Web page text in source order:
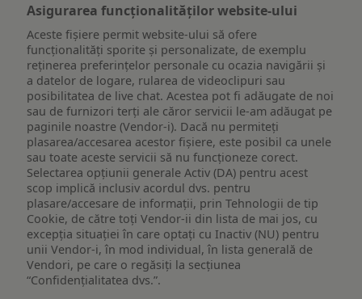
Asigurarea funcționalităților website-ului
Aceste fișiere permit website-ului să ofere
funcționalități sporite și personalizate, de exemplu
reţinerea preferinţelor personale cu ocazia navigării și
a datelor de logare, rularea de videoclipuri sau
posibilitatea de live chat. Acestea pot fi adăugate de noi
sau de furnizori terți ale căror servicii le-am adăugat pe
paginile noastre (Vendor-i). Dacă nu permiteți
plasarea/accesarea acestor fișiere, este posibil ca unele
sau toate aceste servicii să nu funcționeze corect.
Selectarea opțiunii generale Activ (DA) pentru acest
scop implică inclusiv acordul dvs. pentru
plasare/accesare de informații, prin Tehnologii de tip
Cookie, de către toți Vendor-ii din lista de mai jos, cu
excepția situației în care optați cu Inactiv (NU) pentru
unii Vendor-i, în mod individual, în lista generală de
Vendori, pe care o regăsiți la secțiunea
“Confidențialitatea dvs.”.